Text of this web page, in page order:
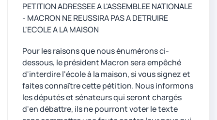
PETITION ADRESSEE A L'ASSEMBLEE NATIONALE
- MACRON NE REUSSIRA PAS A DETRUIRE
L'ECOLE A LA MAISON
Pour les raisons que nous énumérons ci-
dessous, le président Macron sera empêché
d'interdire l'école à la maison, si vous signez et
faites connaître cette pétition. Nous informons
les députés et sénateurs qui seront chargés
d'en débattre, ils ne pourront voter le texte